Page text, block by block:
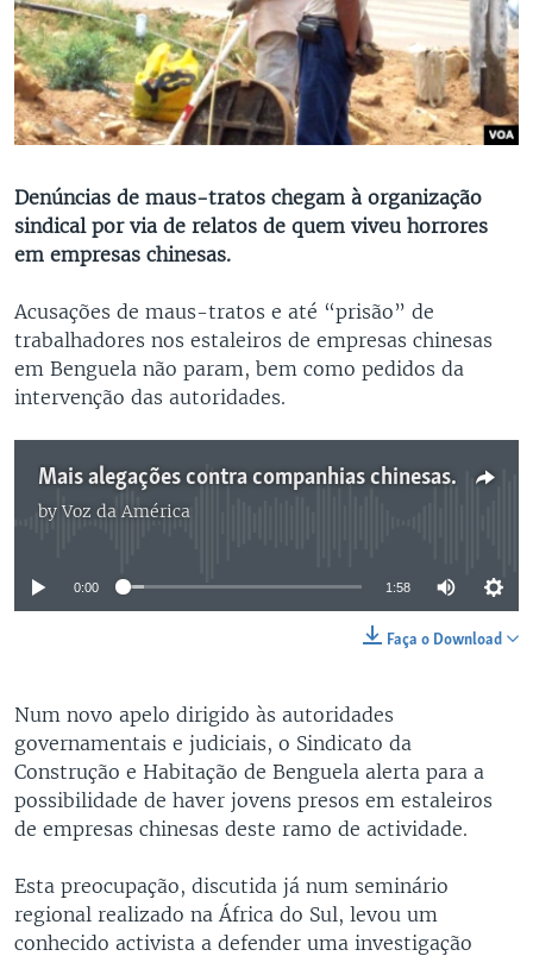
Denúncias de maus-tratos chegam à organização
sindical por via de relatos de quem viveu horrores
em empresas chinesas.
Acusações de maus-tratos e até “prisão” de
trabalhadores nos estaleiros de empresas chinesas
em Benguela não param, bem como pedidos da
intervenção das autoridades.
Mais alegações contra companhias chinesas -1:58
byVoz da América
No media source currently available
0:00 1:58
Faça o Download
Num novo apelo dirigido às autoridades
governamentais e judiciais, o Sindicato da
Construção e Habitação de Benguela alerta para a
possibilidade de haver jovens presos em estaleiros
de empresas chinesas deste ramo de actividade.
Esta preocupação, discutida já num seminário
regional realizado na África do Sul, levou um
conhecido activista a defender uma investigação